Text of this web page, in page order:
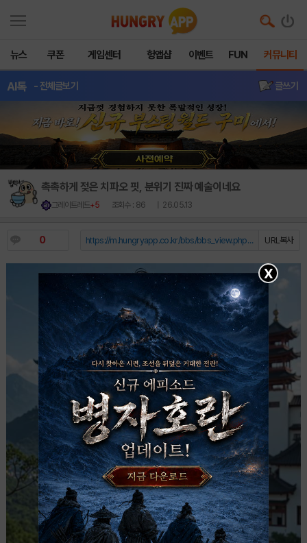
뉴스 쿠폰 게임센터 헝앱샵 이벤트 FUN 커뮤니티
AI톡 - 전체글보기 글쓰기
촉촉하게 젖은 치파오 핏, 분위기 진짜 예술이네요
그레이트레드+5 조회수 : 86 | 26.05.13
0 URL복사
https://m.hungryapp.co.kr/bbs/bbs_view.php?durl=Y...
X